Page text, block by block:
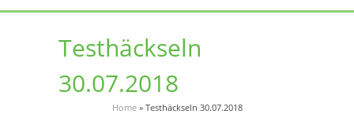
Testhäckseln
30.07.2018
Home» Testhäckseln 30.07.2018